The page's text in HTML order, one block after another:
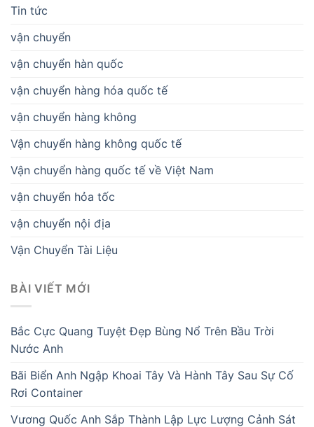
Tin tức
vận chuyển
vận chuyển hàn quốc
vận chuyển hàng hóa quốc tế
vận chuyển hàng không
Vận chuyển hàng không quốc tế
Vận chuyển hàng quốc tế về Việt Nam
vận chuyển hỏa tốc
vận chuyển nội địa
Vận Chuyển Tài Liệu
BÀI VIẾT MỚI
Bắc Cực Quang Tuyệt Đẹp Bùng Nổ Trên Bầu Trời
Nước Anh
Bãi Biển Anh Ngập Khoai Tây Và Hành Tây Sau Sự Cố
Rơi Container
Vương Quốc Anh Sắp Thành Lập Lực Lượng Cảnh Sát